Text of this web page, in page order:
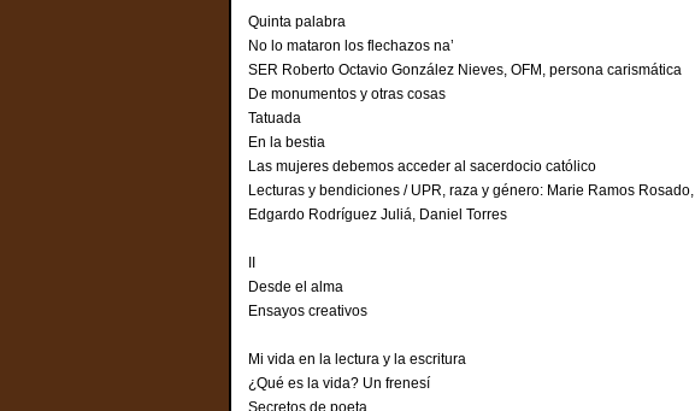
Quinta palabra
No lo mataron los flechazos na’
SER Roberto Octavio González Nieves, OFM, persona carismática
De monumentos y otras cosas
Tatuada
En la bestia
Las mujeres debemos acceder al sacerdocio católico
Lecturas y bendiciones / UPR, raza y género: Marie Ramos Rosado,
Edgardo Rodríguez Juliá, Daniel Torres
Desde el alma
Ensayos creativos
Mi vida en la lectura y la escritura
¿Qué es la vida? Un frenesí
Secretos de poeta